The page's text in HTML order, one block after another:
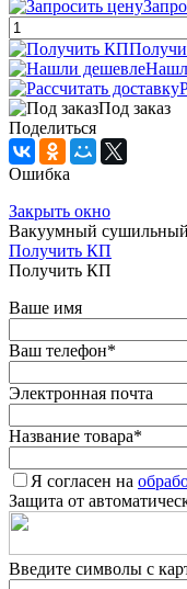
Под заказ
Поделиться
Ошибка
Закрыть окно
Вакуумный
Получить КП
Получить КП
Ваше имя
Ваш телефон*
Электронная почта
Название товара*
Я согласен на
Защита от
Введите символы с